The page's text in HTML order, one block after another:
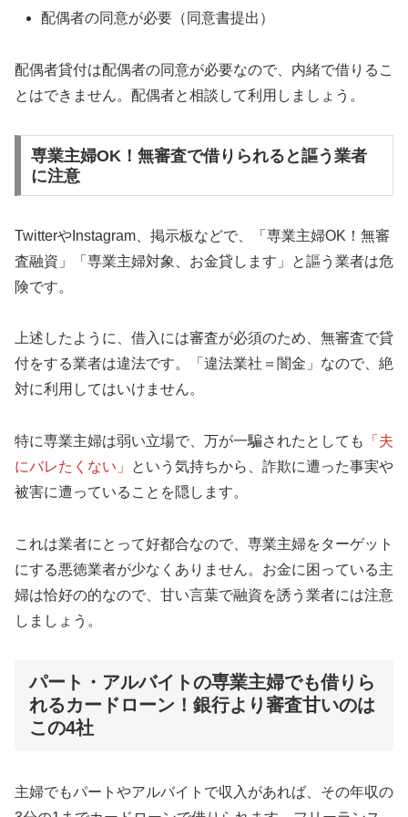
配偶者の同意が必要（同意書提出）
配偶者貸付は配偶者の同意が必要なので、内緒で借りるこ
とはできません。配偶者と相談して利用しましょう。
専業主婦OK！無審査で借りられると謳う業者
に注意
TwitterやInstagram、掲示板などで、「専業主婦OK！無審
査融資」「専業主婦対象、お金貸します」と謳う業者は危
険です。
上述したように、借入には審査が必須のため、無審査で貸
付をする業者は違法です。「違法業社＝闇金」なので、絶
対に利用してはいけません。
特に専業主婦は弱い立場で、万が一騙されたとしても
「夫
にバレたくない」
という気持ちから、詐欺に遭った事実や
被害に遭っていることを隠します。
これは業者にとって好都合なので、専業主婦をターゲット
にする悪徳業者が少なくありません。お金に困っている主
婦は恰好の的なので、甘い言葉で融資を誘う業者には注意
しましょう。
パート・アルバイトの専業主婦でも借りら
れるカードローン！銀行より審査甘いのは
この4社
主婦でもパートやアルバイトで収入があれば、その年収の